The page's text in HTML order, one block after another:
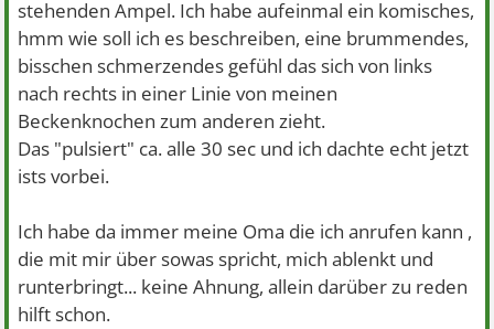
stehenden Ampel. Ich habe aufeinmal ein komisches,
hmm wie soll ich es beschreiben, eine brummendes,
bisschen schmerzendes gefühl das sich von links
nach rechts in einer Linie von meinen
Beckenknochen zum anderen zieht.
Das "pulsiert" ca. alle 30 sec und ich dachte echt jetzt
ists vorbei.
Ich habe da immer meine Oma die ich anrufen kann ,
die mit mir über sowas spricht, mich ablenkt und
runterbringt... keine Ahnung, allein darüber zu reden
hilft schon.